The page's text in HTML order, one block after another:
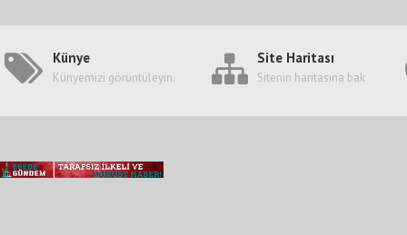
Künye
Künyemizi görüntüleyin.
Site Haritası
Sitenin haritasına bak